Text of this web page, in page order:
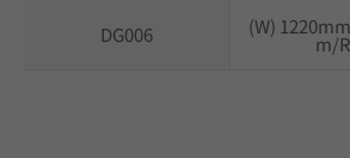
DG006 (W)
m/R